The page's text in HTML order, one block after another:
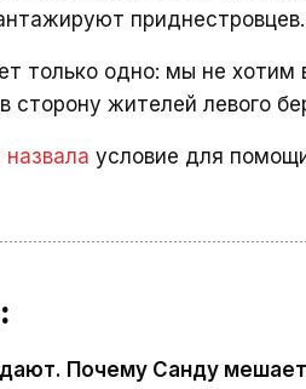
приднестровцев.
только одно: мы не
сторону жителей левого
назвала условие для
Почему Санду